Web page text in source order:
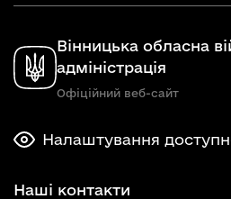
Вінницька обласна
адміністрація
Офіційний веб-сайт
Налаштування
Наші контакти